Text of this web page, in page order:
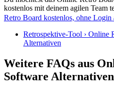
kostenlos mit deinem agilen Team
Retro Board kostenlos, ohne Login
Retrospektive-Tool › Online
Alternativen
Weitere FAQs aus
Software Alternativen